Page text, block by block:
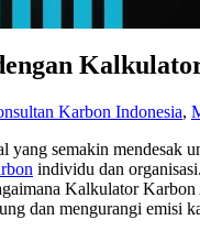
Karbon Indonesia,
yang semakin mendesak
individu dan
Kalkulator
dan mengurangi emisi